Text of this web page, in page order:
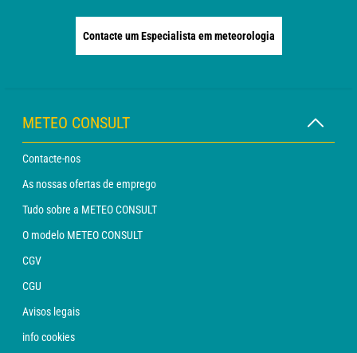
Contacte um Especialista em meteorologia
METEO CONSULT
Contacte-nos
As nossas ofertas de emprego
Tudo sobre a METEO CONSULT
O modelo METEO CONSULT
CGV
CGU
Avisos legais
info cookies